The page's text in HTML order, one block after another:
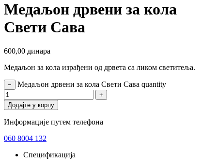
Медаљон дрвени за кола
Свети Сава
600,00 динара
Медаљон за кола израђени од дрвета са ликом светитеља.
− Медаљон дрвени за кола Свети Сава quantity
+
Додајте у корпу
Информације путем телефона
060 8004 132
Спецификација